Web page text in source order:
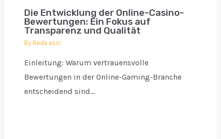
Die Entwicklung der Online-Casino-
Bewertungen: Ein Fokus auf
Transparenz und Qualität
By Reda assi
Einleitung: Warum vertrauensvolle
Bewertungen in der Online-Gaming-Branche
entscheidend sind…